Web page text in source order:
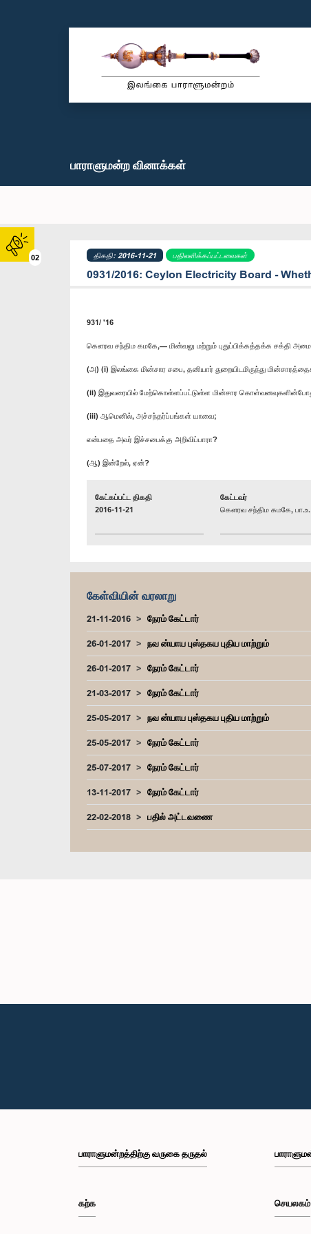
02
பாராளுமன்ற வினாக்கள்
திகதி: 2016-11-21 பதிலளிக்கப்பட்டவைகள்
0931/2016: Ceylon Electricity Board -
931/ '16
கௌரவ சந்திம கமகே,— மின்வலு மற்றும் புதுப்பிக்கத்தக்க சக்தி
(அ) (i) இலங்கை மின்சார சபை, தனியார் துறையிடமிருந்து
(ii) இதுவரையில் மேற்கொள்ளப்பட்டுள்ள மின்சார
(iii) ஆமெனில், அச்சந்தர்ப்பங்கள் யாவை;
என்பதை அவர் இச்சபைக்கு அறிவிப்பாரா?
(ஆ) இன்றேல், ஏன்?
கேட்கப்பட்ட திகதி
2016-11-21
கேட்டவர்
கௌரவ சந்திம கமகே, பா.உ.
கேள்வியின் வரலாறு
21-11-2016
நேரம் கேட்டார்
26-01-2017
நவ ன்யாய புஸ்தகய புதிய மாற்றும்
26-01-2017
நேரம் கேட்டார்
21-03-2017
நேரம் கேட்டார்
25-05-2017
நவ ன்யாய புஸ்தகய புதிய மாற்றும்
25-05-2017
நேரம் கேட்டார்
25-07-2017
நேரம் கேட்டார்
13-11-2017
நேரம் கேட்டார்
22-02-2018
பதில் அட்டவணை
பாராளுமன்றத்திற்கு வருகை தருதல்
கற்க செயலகம்